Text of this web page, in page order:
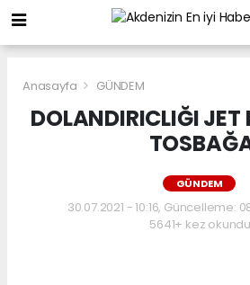
Anasayfa GÜNDEM
DOLANDIRICLIĞI JET
GÜNDEM
30.07.2021 - 10:16, Güncelleme:
5641+ kez